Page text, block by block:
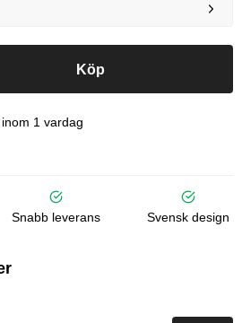
Köp
1 vardag
Snabb leverans Svensk design